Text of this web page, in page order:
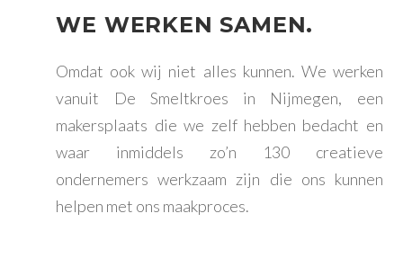
WE WERKEN SAMEN.
Omdat ook wij niet alles kunnen. We werken
vanuit De Smeltkroes in Nijmegen, een
makersplaats die we zelf hebben bedacht en
waar inmiddels zo’n 130 creatieve
ondernemers werkzaam zijn die ons kunnen
helpen met ons maakproces.